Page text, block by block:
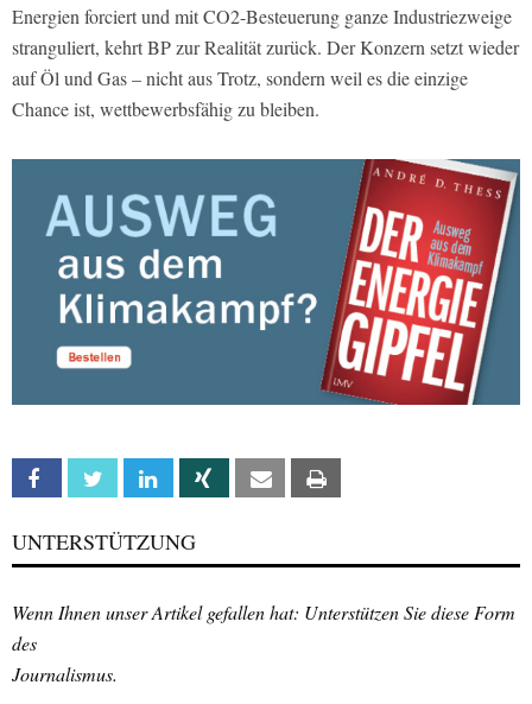
Energien forciert und mit CO2-Besteuerung ganze Industriezweige
stranguliert, kehrt BP zur Realität zurück. Der Konzern setzt wieder
auf Öl und Gas – nicht aus Trotz, sondern weil es die einzige
Chance ist, wettbewerbsfähig zu bleiben.
Facebook Twitter Linkedin Xing Email
UNTERSTÜTZUNG
Wenn Ihnen unser Artikel gefallen hat: Unterstützen Sie diese Form
des
Journalismus.